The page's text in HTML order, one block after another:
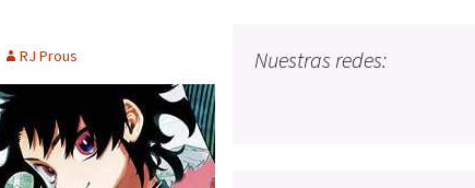
RJ Prous Nuestras redes: